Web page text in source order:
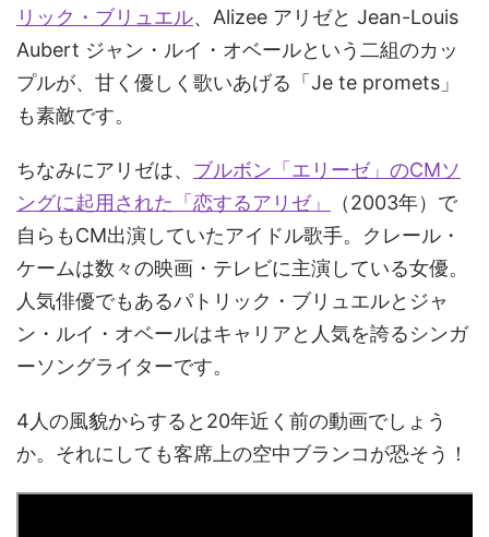
リック・ブリュエル、Alizee アリゼと Jean-Louis
Aubert ジャン・ルイ・オベールという二組のカッ
プルが、甘く優しく歌いあげる「Je te promets」
も素敵です。
ちなみにアリゼは、 ブルボン「エリーゼ」のCMソ
ングに起用された「恋するアリゼ」
（2003年）で
自らもCM出演していたアイドル歌手。クレール・
ケームは数々の映画・テレビに主演している女優。
人気俳優でもあるパトリック・ブリュエルとジャ
ン・ルイ・オベールはキャリアと人気を誇るシンガ
ーソングライターです。
4人の風貌からすると20年近く前の動画でしょう
か。それにしても客席上の空中ブランコが恐そう！